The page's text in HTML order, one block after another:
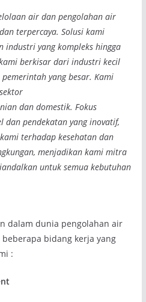
air dan pengolahan air
terpercaya. Solusi kami
yang kompleks hingga
berkisar dari industri kecil
yang besar. Kami
dan domestik. Fokus
dan pendekatan yang inovatif,
terhadap kesehatan dan
menjadikan kami mitra
untuk semua kebutuhan
dalam dunia pengolahan air
bidang kerja yang
: